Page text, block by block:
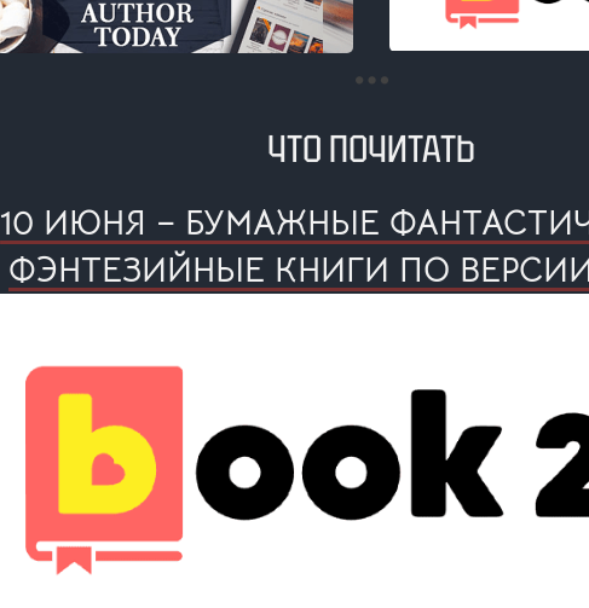
ЧТО ПОЧИТАТЬ
10 ИЮНЯ – БУМАЖНЫЕ
ФЭНТЕЗИЙНЫЕ КНИГИ ПО ВЕРСИИ